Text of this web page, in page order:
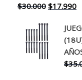
$30.000 El
original
era:
$30.000.
$17.990El
$